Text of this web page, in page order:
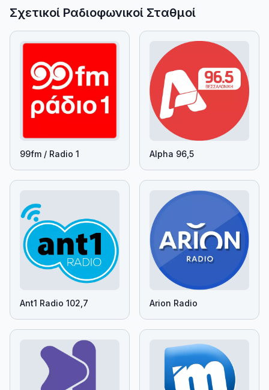
Σχετικοί Ραδιοφωνικοί Σταθμοί
99fm / Radio 1 Alpha 96,5
Ant1 Radio 102,7 Arion Radio